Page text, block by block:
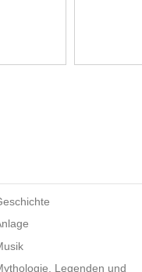
Legenden und